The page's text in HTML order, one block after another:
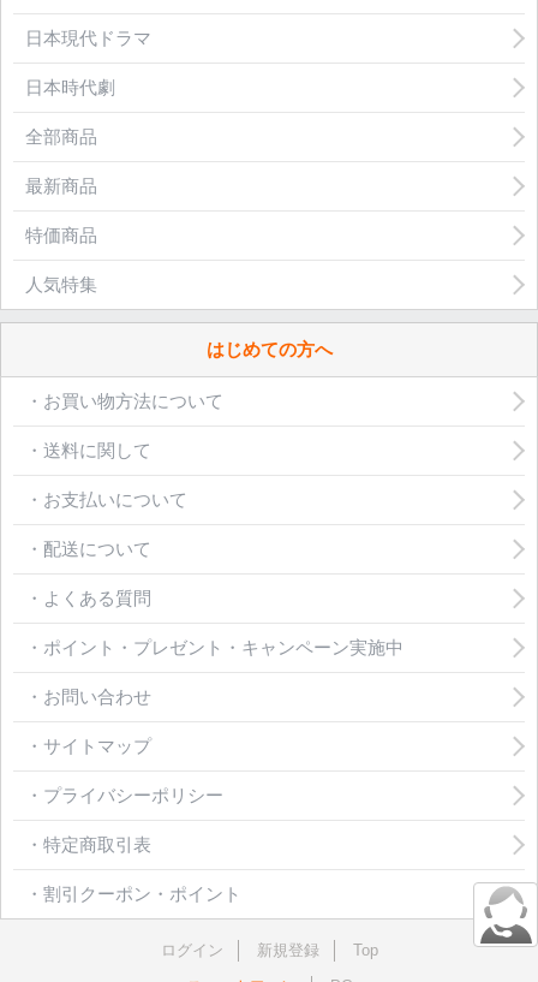
日本現代ドラマ
日本時代劇
全部商品
最新商品
特価商品
人気特集
はじめての方へ
・お買い物方法について
・送料に関して
・お支払いについて
・配送について
・よくある質問
・ポイント・プレゼント・キャンペーン実施中
・お問い合わせ
・サイトマップ
・プライバシーポリシー
・特定商取引表
・割引クーポン・ポイント
ログイン 新規登録
Top